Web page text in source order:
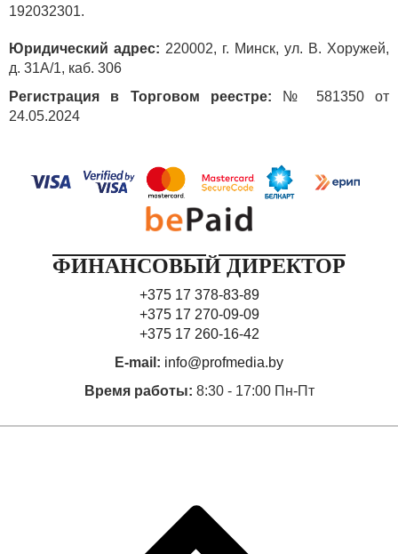
192032301.
Юридический адрес: 220002, г. Минск, ул. В. Хоружей,
д. 31А/1, каб. 306
Регистрация в Торговом реестре: № 581350 от
24.05.2024
ФИНАНСОВЫЙ ДИРЕКТОР
+375 17 378-83-89
+375 17 270-09-09
+375 17 260-16-42
E-mail: info@profmedia.by
Время работы: 8:30 - 17:00 Пн-Пт